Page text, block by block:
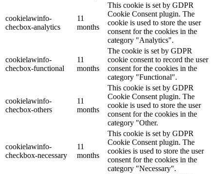
cookielawinfo-
checbox-analytics
11
months
This cookie is set by GDPR
Cookie Consent plugin. The
cookie is used to store the user
consent for the cookies in the
category "Analytics".
cookielawinfo-
checbox-functional
11
months
The cookie is set by GDPR
cookie consent to record the user
consent for the cookies in the
category "Functional".
cookielawinfo-
checbox-others
11
months
This cookie is set by GDPR
Cookie Consent plugin. The
cookie is used to store the user
consent for the cookies in the
category "Other.
cookielawinfo-
checkbox-necessary
11
months
This cookie is set by GDPR
Cookie Consent plugin. The
cookies is used to store the user
consent for the cookies in the
category "Necessary".